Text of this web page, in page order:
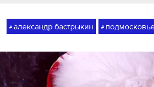
#александр бастрыкин #